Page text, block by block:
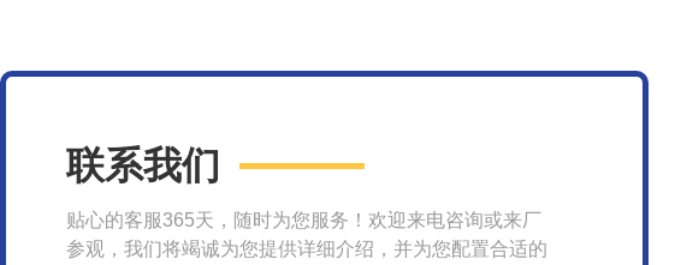
联系我们
贴心的客服365天，随时为您服务！欢迎来电咨询或来厂
参观，我们将竭诚为您提供详细介绍，并为您配置合适的